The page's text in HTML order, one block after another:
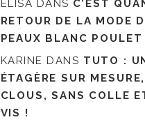
ELISA DANS C’EST
RETOUR DE LA MODE
PEAUX BLANC POULET
KARINE DANS TUTO :
ÉTAGÈRE SUR
CLOUS, SANS COLLE
VIS !